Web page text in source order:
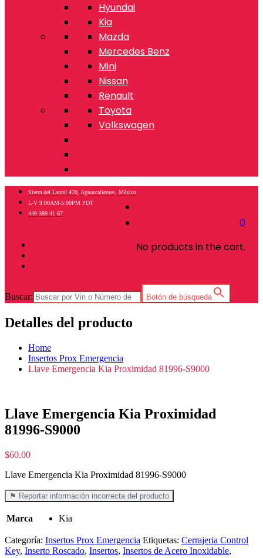
Hyundai
Kia
Mazda
Mercedes Benz
Mini
Nissan
Renault
Toyota
Volkswagen
0
No products in the cart.
Sierra del Laurel 420, Aguascalientes, México
L-V 9:00AM-5:00PM PDT
449 389 41 67
Buscar: Botón de búsqueda
Detalles del producto
Home
Insertos Prox Emergencia
Llave Emergencia Kia Proximidad 81996-S9000
Llave Emergencia Kia Proximidad
81996-S9000
$60.00
Llave Emergencia Kia Proximidad 81996-S9000
⚑ Reportar información incorrecta del producto
Marca Kia
Categoría: Insertos Prox Emergencia Etiquetas: Cerrajeria Control
Key, Inserto Roscado, Insertos, Insertos de Acero Inoxidable,